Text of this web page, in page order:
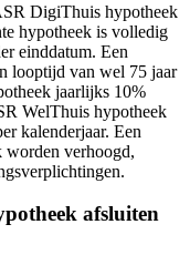
DigiThuis hypotheek
hypotheek is volledig
einddatum. Een
looptijd van wel 75 jaar
jaarlijks 10%
WelThuis hypotheek
kalenderjaar. Een
verhoogd,
afsluiten